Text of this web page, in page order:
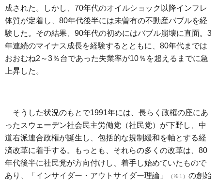
成された。しかし、70年代のオイルショック以降インフレ
体質が定着し、80年代後半には未曽有の不動産バブルを経
験した。その結果、90年代の初めにはバブル崩壊に直面。3
年連続のマイナス成長を経験するとともに、80年代までは
おおむね2～3％台であった失業率が10％を超えるまでに急
上昇した。
そうした状況のもとで1991年には、長らく政権の座にあ
ったスウェーデン社会民主労働党（社民党）が下野し、中
道右派連合政権が誕生し、包括的な規制緩和を軸とする経
済改革に着手する。もっとも、それらの多くの改革は、80
年代後半に社民党が方向付けし、着手し始めていたもので
あり、「インサイダー・アウトサイダー理論」
（※1） の創始